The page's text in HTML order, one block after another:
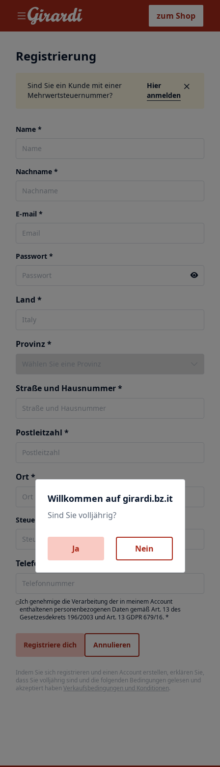
zum Shop
Willkommen auf girardi.bz.it
Sind Sie volljährig?
Ja Nein
Registrierung
Sind Sie ein Kunde mit einer
Mehrwertsteuernummer?
Hier
anmelden
Name *
Nachname *
E-mail *
Passwort *
Land *
Provinz *
Straße und Hausnummer *
Postleitzahl *
Ort *
Steuerkodex *
Telefonnummer *
Ich genehmige die Verarbeitung der in meinem Account
enthaltenen personenbezogenen Daten gemäß Art. 13 des
Gesetzesdekrets 196/2003 und Art. 13 GDPR 679/16. *
Registriere dich Annulieren
Indem Sie sich registrieren und einen Account erstellen, erklären Sie,
dass Sie volljährig sind und die folgenden Bedingungen gelesen und
akzeptiert haben Verkaufsbedingungen und Konditionen.